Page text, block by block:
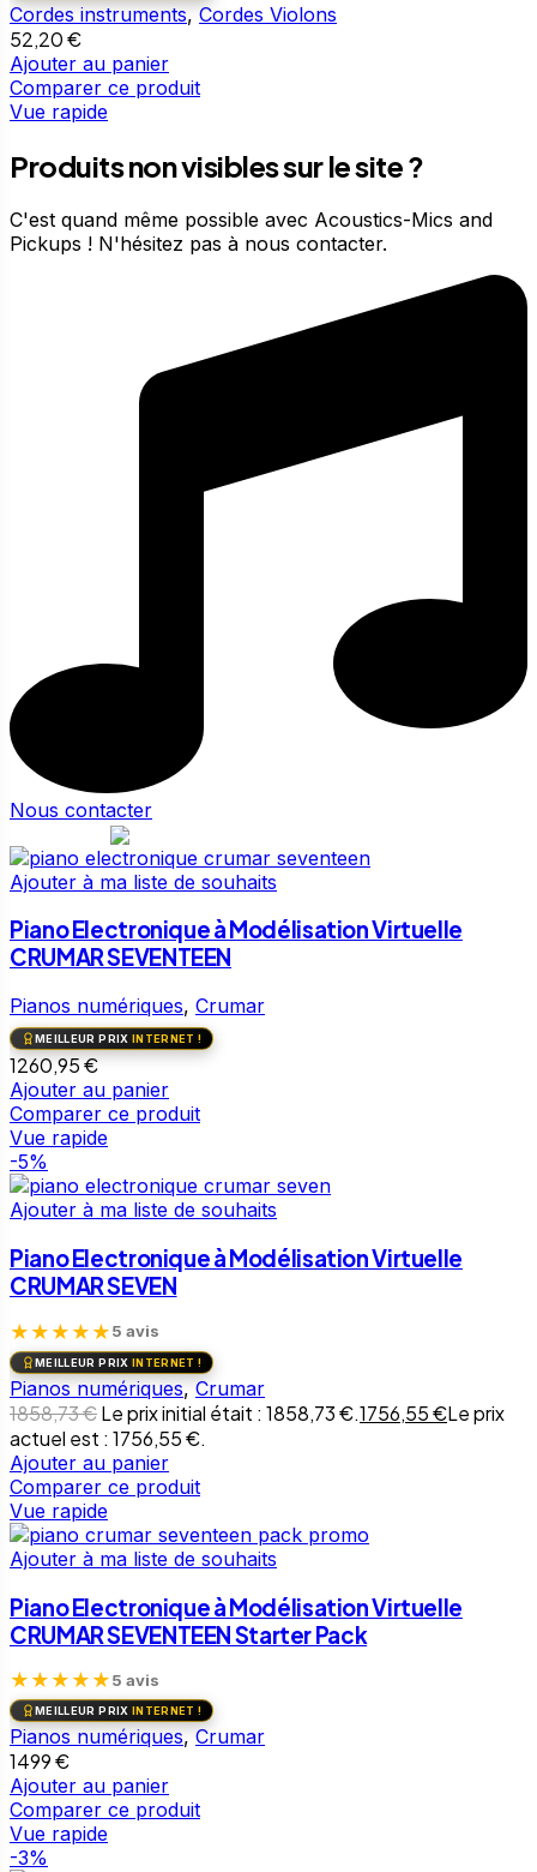
Cordes instruments,Cordes Violons
52,20€
Ajouter au panier
Comparer ce produit
Vue rapide
Produits non visibles sur le site ?
C'est quand même possible avec Acoustics-Mics and
Pickups ! N'hésitez pas à nous contacter.
Nous contacter
Ajouter à ma liste de souhaits
Piano Electronique à Modélisation Virtuelle
CRUMAR SEVENTEEN
Pianos numériques, Crumar
MEILLEUR PRIX INTERNET !
1260,95€
Ajouter au panier
Comparer ce produit
Vue rapide
-5%
Ajouter à ma liste de souhaits
Piano Electronique à Modélisation Virtuelle
CRUMAR SEVEN
★ ★ ★ ★ ★5 avis
MEILLEUR PRIX INTERNET !
Pianos numériques,Crumar
1858,73€Le prix initial était : 1858,73 €.1756,55€Le prix
actuel est : 1756,55 €.
Ajouter au panier
Comparer ce produit
Vue rapide
Ajouter à ma liste de souhaits
Piano Electronique à Modélisation Virtuelle
CRUMAR SEVENTEEN Starter Pack
★ ★ ★ ★ ★5 avis
MEILLEUR PRIX INTERNET !
Pianos numériques, Crumar
1499€
Ajouter au panier
Comparer ce produit
Vue rapide
-3%